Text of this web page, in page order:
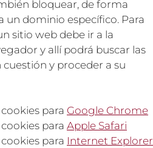
bloquear, de forma
un dominio específico. Para
sitio web debe ir a la
y allí podrá buscar las
y proceder a su
para Google Chrome
para Apple Safari
para Internet Explorer